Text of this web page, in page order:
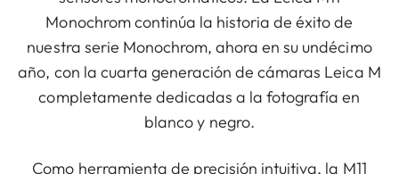
Monochrom continúa la historia de éxito de
nuestra serie Monochrom, ahora en su undécimo
año, con la cuarta generación de cámaras Leica M
completamente dedicadas a la fotografía en
blanco y negro.
Como herramienta de precisión intuitiva, la M11